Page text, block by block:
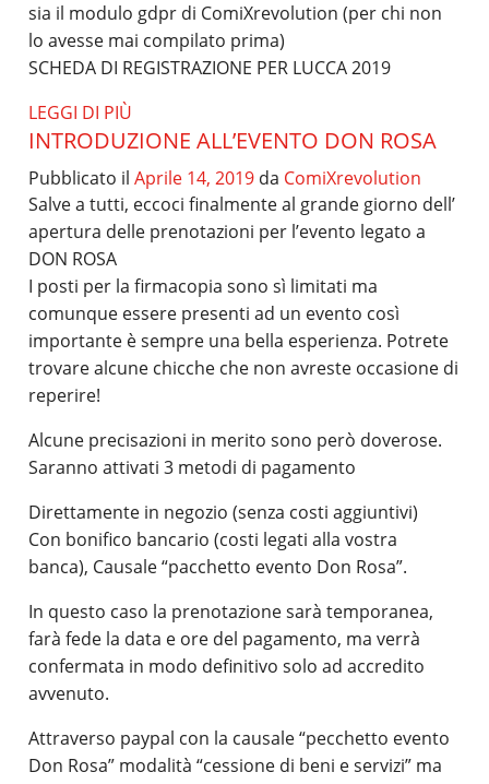
sia il modulo gdpr di ComiXrevolution (per chi non
lo avesse mai compilato prima)
SCHEDA DI REGISTRAZIONE PER LUCCA 2019
LEGGI DI PIÙ
INTRODUZIONE ALL’EVENTO DON ROSA
Pubblicato il Aprile 14, 2019 da ComiXrevolution
Salve a tutti, eccoci finalmente al grande giorno dell’
apertura delle prenotazioni per l’evento legato a
DON ROSA
I posti per la firmacopia sono sì limitati ma
comunque essere presenti ad un evento così
importante è sempre una bella esperienza. Potrete
trovare alcune chicche che non avreste occasione di
reperire!
Alcune precisazioni in merito sono però doverose.
Saranno attivati 3 metodi di pagamento
Direttamente in negozio (senza costi aggiuntivi)
Con bonifico bancario (costi legati alla vostra
banca), Causale “pacchetto evento Don Rosa”.
In questo caso la prenotazione sarà temporanea,
farà fede la data e ore del pagamento, ma verrà
confermata in modo definitivo solo ad accredito
avvenuto.
Attraverso paypal con la causale “pecchetto evento
Don Rosa” modalità “cessione di beni e servizi” ma